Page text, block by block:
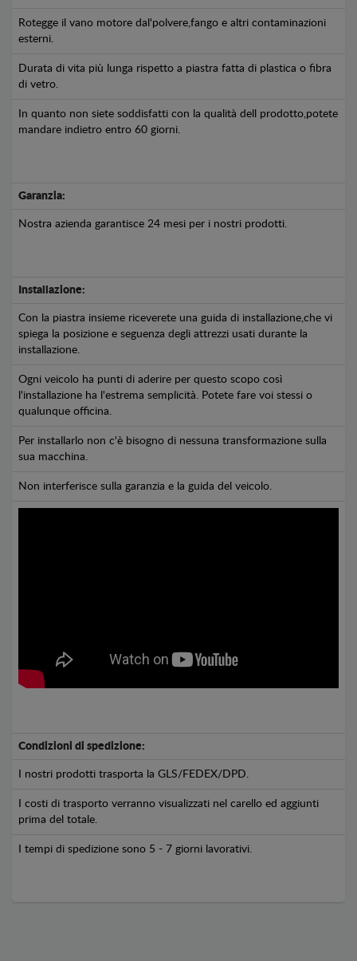
Rotegge il vano motore dal'polvere,fango e altri contaminazioni
esterni.
Durata di vita più lunga rispetto a piastra fatta di plastica o fibra
di vetro.
In quanto non siete soddisfatti con la qualità dell prodotto,potete
mandare indietro entro 60 giorni.
Garanzia:
Nostra azienda garantisce 24 mesi per i nostri prodotti.
Installazione:
Con la piastra insieme riceverete una guida di installazione,che vi
spiega la posizione e seguenza degli attrezzi usati durante la
installazione.
Ogni veicolo ha punti di aderire per questo scopo così
l'installazione ha l'estrema semplicità. Potete fare voi stessi o
qualunque officina.
Per installarlo non c'è bisogno di nessuna transformazione sulla
sua macchina.
Non interferisce sulla garanzia e la guida del veicolo.
Condizioni di spedizione:
I nostri prodotti trasporta la GLS/FEDEX/DPD.
I costi di trasporto verranno visualizzati nel carello ed aggiunti
prima del totale.
I tempi di spedizione sono 5 - 7 giorni lavorativi.